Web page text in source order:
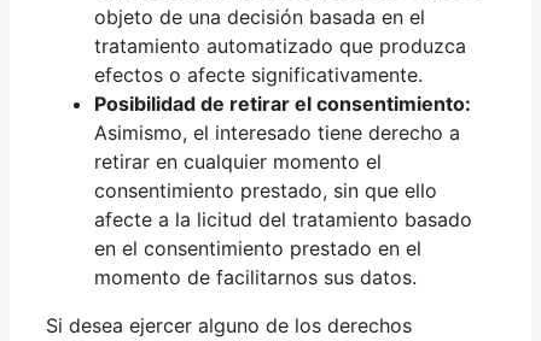
objeto de una decisión basada en el
tratamiento automatizado que produzca
efectos o afecte significativamente.
Posibilidad de retirar el consentimiento:
Asimismo, el interesado tiene derecho a
retirar en cualquier momento el
consentimiento prestado, sin que ello
afecte a la licitud del tratamiento basado
en el consentimiento prestado en el
momento de facilitarnos sus datos.
Si desea ejercer alguno de los derechos